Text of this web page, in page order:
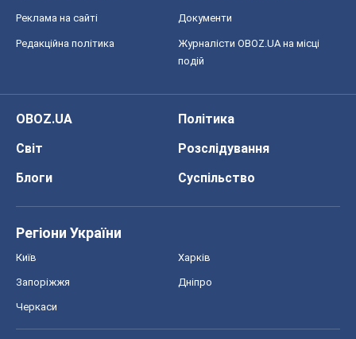
Реклама на сайті Документи
Редакційна політика
Журналісти OBOZ.UA на місці
подій
OBOZ.UA
Політика
Світ
Розслідування
Блоги
Суспільство
Регіони України
Київ Харків
Запоріжжя Дніпро
Черкаси